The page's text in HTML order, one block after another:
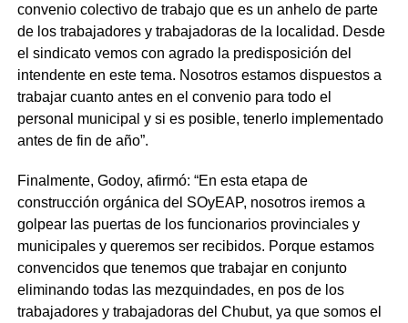
convenio colectivo de trabajo que es un anhelo de parte
de los trabajadores y trabajadoras de la localidad. Desde
el sindicato vemos con agrado la predisposición del
intendente en este tema. Nosotros estamos dispuestos a
trabajar cuanto antes en el convenio para todo el
personal municipal y si es posible, tenerlo implementado
antes de fin de año”.
Finalmente, Godoy, afirmó: “En esta etapa de
construcción orgánica del SOyEAP, nosotros iremos a
golpear las puertas de los funcionarios provinciales y
municipales y queremos ser recibidos. Porque estamos
convencidos que tenemos que trabajar en conjunto
eliminando todas las mezquindades, en pos de los
trabajadores y trabajadoras del Chubut, ya que somos el